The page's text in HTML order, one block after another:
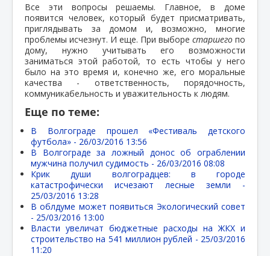
Все эти вопросы решаемы. Главное, в доме
появится человек, который будет присматривать,
приглядывать за домом и, возможно, многие
проблемы исчезнут. И еще. При выборе старшего по
дому, нужно учитывать его возможности
заниматься этой работой, то есть чтобы у него
было на это время и, конечно же, его моральные
качества - ответственность, порядочность,
коммуникабельность и уважительность к людям.
Еще по теме:
В Волгограде прошел «Фестиваль детского
футбола» - 26/03/2016 13:56
В Волгограде за ложный донос об ограблении
мужчина получил судимость - 26/03/2016 08:08
Крик души волгоградцев: в городе
катастрофически исчезают лесные земли -
25/03/2016 13:28
В облдуме может появиться Экологический совет
- 25/03/2016 13:00
Власти увеличат бюджетные расходы на ЖКХ и
строительство на 541 миллион рублей - 25/03/2016
11:20